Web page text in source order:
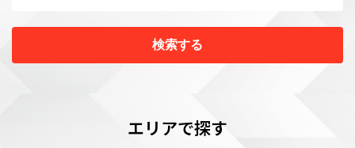
検索する
エリアで探す